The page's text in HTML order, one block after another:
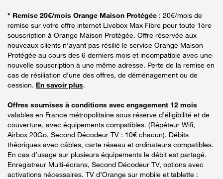
* Remise 20€/mois Orange Maison Protégée : 20€/mois de
remise sur votre offre internet Livebox Max Fibre pour toute 1ère
souscription à Orange Maison Protégée. Offre réservée aux
nouveaux clients n’ayant pas résilié le service Orange Maison
Protégée au cours des 6 derniers mois et incompatible avec une
nouvelle souscription à une même adresse. Perte de la remise en
cas de résiliation d’une des offres, de déménagement ou de
cession. En savoir plus.
Offres soumises à conditions avec engagement 12 mois
valables en France métropolitaine sous réserve d’éligibilité et de
couverture, avec équipements compatibles. (Répéteur Wifi,
Airbox 20Go, Second Décodeur TV : 10€ chacun). Débits
théoriques avec câbles, carte réseau et ordinateurs compatibles.
En cas d’usage sur plusieurs équipements le débit est partagé.
Enregistreur Multi-écrans, Second Décodeur TV, options avec
activations nécessaires. TV d’Orange sur mobile et tablette :